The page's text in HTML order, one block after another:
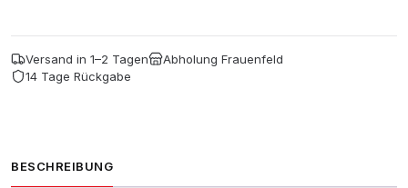
Versand in 1–2 Tagen
Abholung Frauenfeld
14 Tage Rückgabe
BESCHREIBUNG